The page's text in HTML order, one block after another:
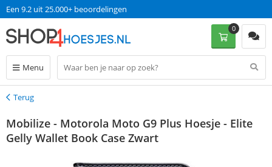
Een 9.2 uit 25.000+ beoordelingen
Menu
0
Terug
Terug
Mobilize - Motorola Moto G9 Plus Hoesje - Elite
Gelly Wallet Book Case Zwart